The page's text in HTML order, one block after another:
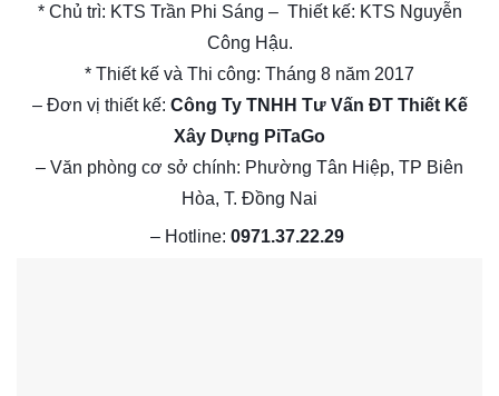
* Chủ trì: KTS Trần Phi Sáng – Thiết kế: KTS Nguyễn
Công Hậu.
* Thiết kế và Thi công: Tháng 8 năm 2017
– Đơn vị thiết kế: Công Ty TNHH Tư Vấn ĐT Thiết Kế
Xây Dựng PiTaGo
– Văn phòng cơ sở chính: Phường Tân Hiệp, TP Biên
Hòa, T. Đồng Nai
– Hotline: 0971.37.22.29